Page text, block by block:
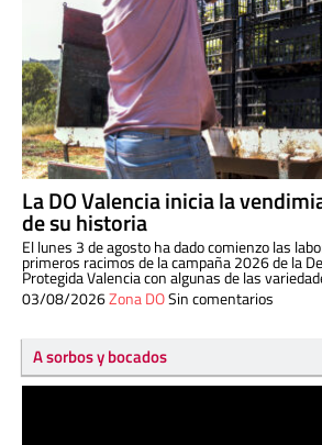
La DO Valencia inicia la
de su historia
El lunes 3 de agosto ha dado comienzo las
primeros racimos de la campaña 2026 de la
Protegida Valencia con algunas de las
03/08/2026Zona DOSin comentarios
A sorbos y bocados